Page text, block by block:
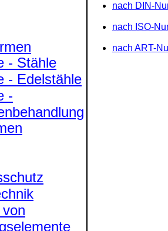
- Stähle
- Edelstähle
-
nach DIN-
nach ISO-
nach ART-